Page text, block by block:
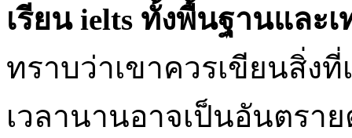
เรียน ielts ทั้งพื้นฐานและ
ทราบว่าเขาควรเขียนสิ่ง
เวลานานอาจเป็นอันตรา